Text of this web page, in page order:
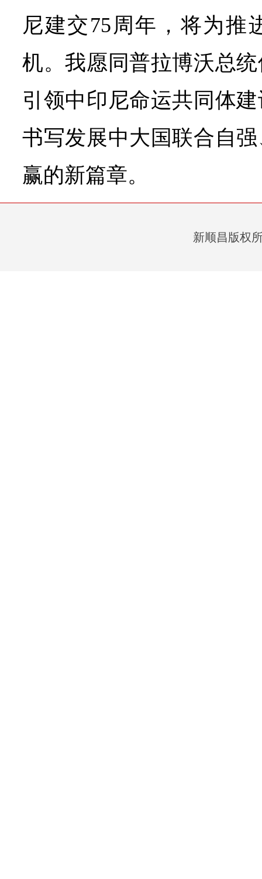
尼建交75周年，将为推
机。我愿同普拉博沃总
引领中印尼命运共同体
书写发展中大国联合自
赢的新篇章。
新顺昌版权